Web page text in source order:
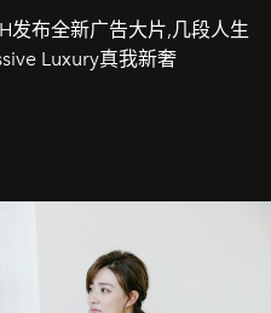
布全新广告大片,几段人生
Luxury真我新奢